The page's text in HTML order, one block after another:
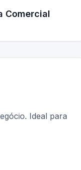
Comercial
Ideal para